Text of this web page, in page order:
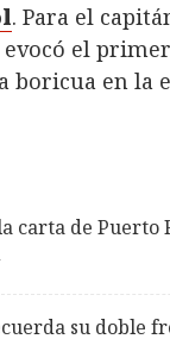
. Para el
el
boricua en la
carta de Puerto
su doble